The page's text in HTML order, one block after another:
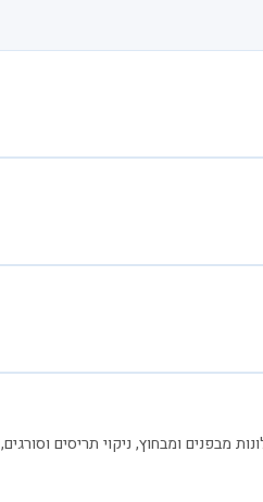
מבפנים ומבחוץ, ניקוי תריסים וסורגים,